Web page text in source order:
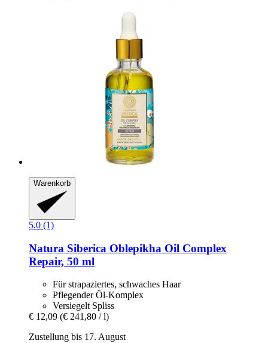
Warenkorb
5.0 (1)
Natura Siberica Oblepikha Oil Complex
Repair, 50 ml
Für strapaziertes, schwaches Haar
Pflegender Öl-Komplex
Versiegelt Spliss
€ 12,09 (€ 241,80 / l)
Zustellung bis 17. August